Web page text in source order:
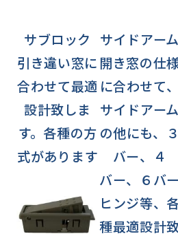
サブロック
引き違い窓に
合わせて最適
設計致しま
す。各種の方
式があります
サイドアーム
開き窓の仕
に合わせて、
サイドアーム
の他にも、３
バー、４
バー、６バー
ヒンジ等、
種最適設計